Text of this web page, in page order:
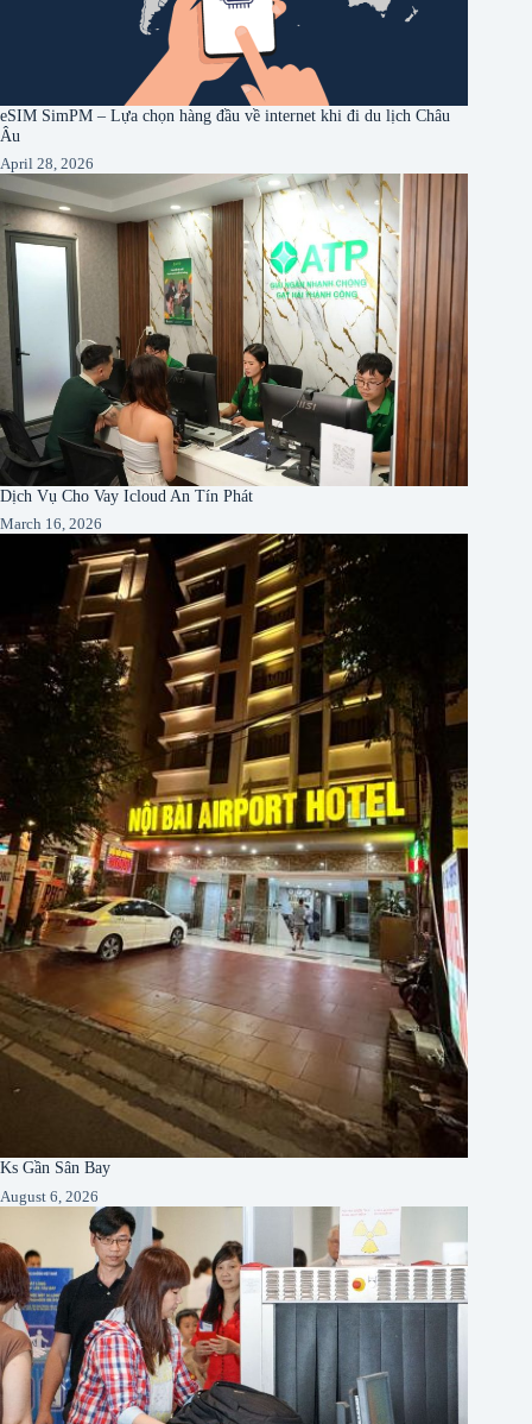
eSIM SimPM – Lựa chọn hàng đầu về internet khi đi du lịch Châu
Âu
April 28, 2026
Dịch Vụ Cho Vay Icloud An Tín Phát
March 16, 2026
Ks Gần Sân Bay
August 6, 2026